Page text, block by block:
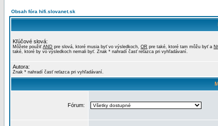
Obsah fóra hifi.slovanet.sk
Kľúčové slová:
Môžete použiť AND pre slová, ktoré musia byť vo výsledkoch, OR pre také, ktoré tam môžu byť a
také, ktoré by vo výsledkoch nemali byť. Znak * nahradí časť reťazca pri vyhľadávaní.
Autora:
Znak * nahradí časť reťazca pri vyhľadávaní.
Fórum: